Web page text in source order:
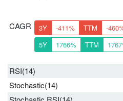
CAGR 3Y -411% TTM
-
5Y
1766% TTM
RSI(14)
Stochastic(14)